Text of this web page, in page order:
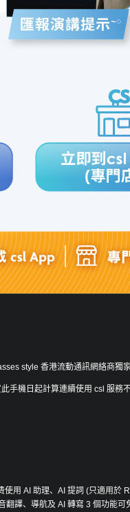
style 香港流動通訊網絡商獨家
手機日起計算連續使用 csl 服務
用 AI 助理、AI 提詞 (只適用於
譯、導航及 AI 轉寫 3 個功能可